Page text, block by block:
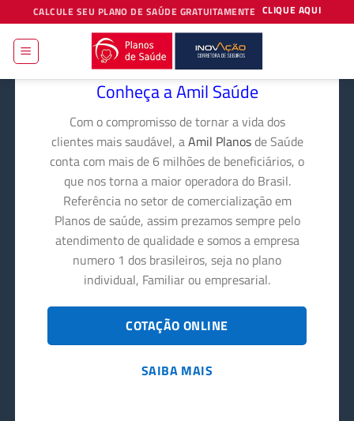
to
content
CALCULE SEU PLANO DE SAÚDE GRATUITAMENTE CLIQUE AQUI
Conheça a Amil Saúde
Com o compromisso de tornar a vida dos
clientes mais saudável, aAmil Planosde Saúde
conta com mais de 6 milhões de beneficiários, o
que nos torna a maior operadora do Brasil.
Referência no setor de comercialização em
Planos de saúde, assim prezamos sempre pelo
atendimento de qualidade e somos a empresa
numero 1 dos brasileiros, seja no plano
individual, Familiar ou empresarial.
COTAÇÃO ONLINE
SAIBA MAIS